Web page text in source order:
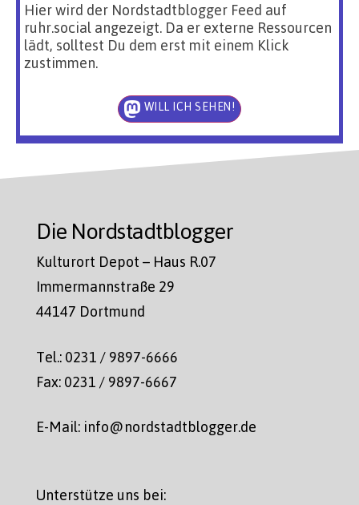
Hier wird der Nordstadtblogger Feed auf
ruhr.social angezeigt. Da er externe Ressourcen
lädt, solltest Du dem erst mit einem Klick
zustimmen.
WILL ICH SEHEN!
Die Nordstadtblogger
Kulturort Depot – Haus R.07
Immermannstraße 29
44147 Dortmund
Tel.: 0231 / 9897-6666
Fax: 0231 / 9897-6667
E-Mail: info@nordstadtblogger.de
Unterstütze uns bei: